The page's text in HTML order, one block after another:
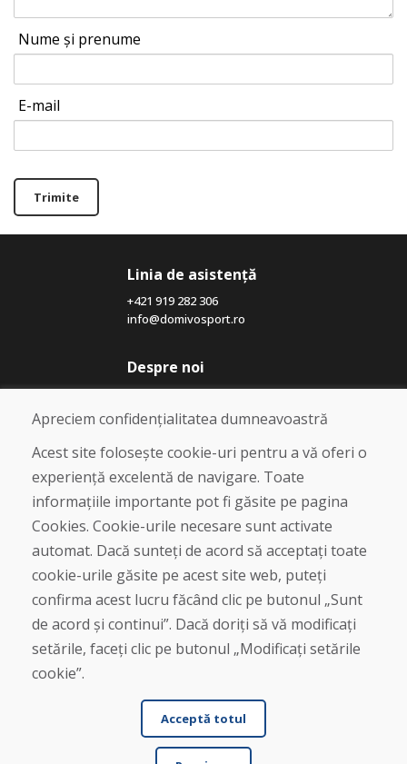
Nume și prenume
E-mail
Trimite
Linia de asistență
+421 919 282 306
info@domivosport.ro
Despre noi
Blog
Despre noi
Magazin
Contact
Cumpărare
Magazin online
Livrare și plată
Plângere
Retur și schimb de mărfuri
Protecția datelor cu caracter personal
Cookies
Apreciem confidențialitatea dumneavoastră
Acest site folosește cookie-uri pentru a vă oferi o
experiență excelentă de navigare. Toate
informațiile importante pot fi găsite pe pagina
Cookies. Cookie-urile necesare sunt activate
automat. Dacă sunteți de acord să acceptați toate
cookie-urile găsite pe acest site web, puteți
confirma acest lucru făcând clic pe butonul „Sunt
de acord și continui”. Dacă doriți să vă modificați
setările, faceți clic pe butonul „Modificați setările
cookie”.
Acceptă totul